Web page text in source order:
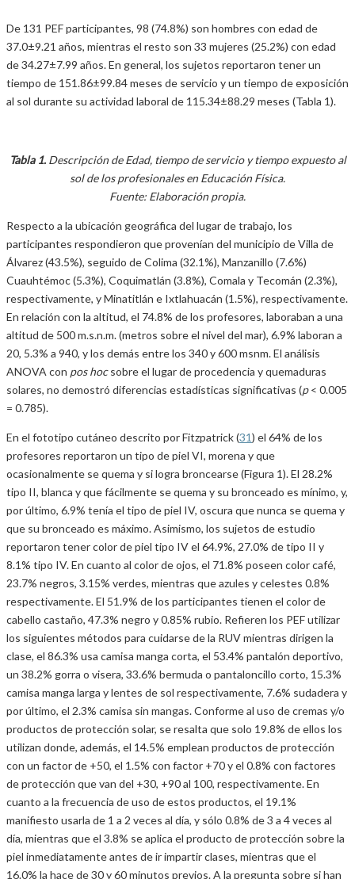
De 131 PEF participantes, 98 (74.8%) son hombres con edad de
37.0±9.21 años, mientras el resto son 33 mujeres (25.2%) con edad
de 34.27±7.99 años. En general, los sujetos reportaron tener un
tiempo de 151.86±99.84 meses de servicio y un tiempo de exposición
al sol durante su actividad laboral de 115.34±88.29 meses (Tabla 1).
Tabla 1.Descripción de Edad, tiempo de servicio y tiempo expuesto al
sol de los profesionales en Educación Física.
Fuente: Elaboración propia.
Respecto a la ubicación geográfica del lugar de trabajo, los
participantes respondieron que provenían del municipio de Villa de
Álvarez (43.5%), seguido de Colima (32.1%), Manzanillo (7.6%)
Cuauhtémoc (5.3%), Coquimatlán (3.8%), Comala y Tecomán (2.3%),
respectivamente, y Minatitlán e Ixtlahuacán (1.5%), respectivamente.
En relación con la altitud, el 74.8% de los profesores, laboraban a una
altitud de 500 m.s.n.m. (metros sobre el nivel del mar), 6.9% laboran a
20, 5.3% a 940, y los demás entre los 340 y 600 msnm. El análisis
ANOVA con pos hocsobre el lugar de procedencia y quemaduras
solares, no demostró diferencias estadísticas significativas (p< 0.005
= 0.785).
En el fototipo cutáneo descrito por Fitzpatrick (31) el 64% de los
profesores reportaron un tipo de piel VI, morena y que
ocasionalmente se quema y si logra broncearse (Figura 1). El 28.2%
tipo II, blanca y que fácilmente se quema y su bronceado es mínimo, y,
por último, 6.9% tenía el tipo de piel IV, oscura que nunca se quema y
que su bronceado es máximo. Asimismo, los sujetos de estudio
reportaron tener color de piel tipo IV el 64.9%, 27.0% de tipo II y
8.1% tipo IV. En cuanto al color de ojos, el 71.8% poseen color café,
23.7% negros, 3.15% verdes, mientras que azules y celestes 0.8%
respectivamente. El 51.9% de los participantes tienen el color de
cabello castaño, 47.3% negro y 0.85% rubio. Refieren los PEF utilizar
los siguientes métodos para cuidarse de la RUV mientras dirigen la
clase, el 86.3% usa camisa manga corta, el 53.4% pantalón deportivo,
un 38.2% gorra o visera, 33.6% bermuda o pantaloncillo corto, 15.3%
camisa manga larga y lentes de sol respectivamente, 7.6% sudadera y
por último, el 2.3% camisa sin mangas. Conforme al uso de cremas y/o
productos de protección solar, se resalta que solo 19.8% de ellos los
utilizan donde, además, el 14.5% emplean productos de protección
con un factor de +50, el 1.5% con factor +70 y el 0.8% con factores
de protección que van del +30, +90 al 100, respectivamente. En
cuanto a la frecuencia de uso de estos productos, el 19.1%
manifiesto usarla de 1 a 2 veces al día, y sólo 0.8% de 3 a 4 veces al
día, mientras que el 3.8% se aplica el producto de protección sobre la
piel inmediatamente antes de ir impartir clases, mientras que el
16.0% la hace de 30 y 60 minutos previos. A la pregunta sobre si han